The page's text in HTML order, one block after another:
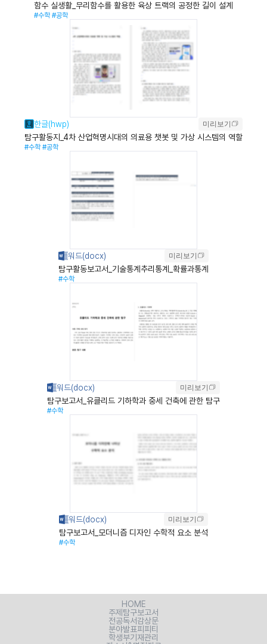
함수 실생활_무리함수를 활용한 육상 트랙의 공정한 길이 설계
#수학 #공학
미리보기
탐구활동지_4차 산업혁명시대의 의료용 챗봇 및 가상 시스템의 역할
#수학 #공학
미리보기
탐구활동보고서_기술통계추리통계_확률과통계
#수학
미리보기
탐구보고서_유클리드 기하학과 중세 건축에 관한 탐구
#수학
미리보기
탐구보고서_모더니즘 디자인 수학적 요소 분석
#수학
HOME
주제탐구보고서
전공독서감상문
분야발표피피티
학생부기재관리